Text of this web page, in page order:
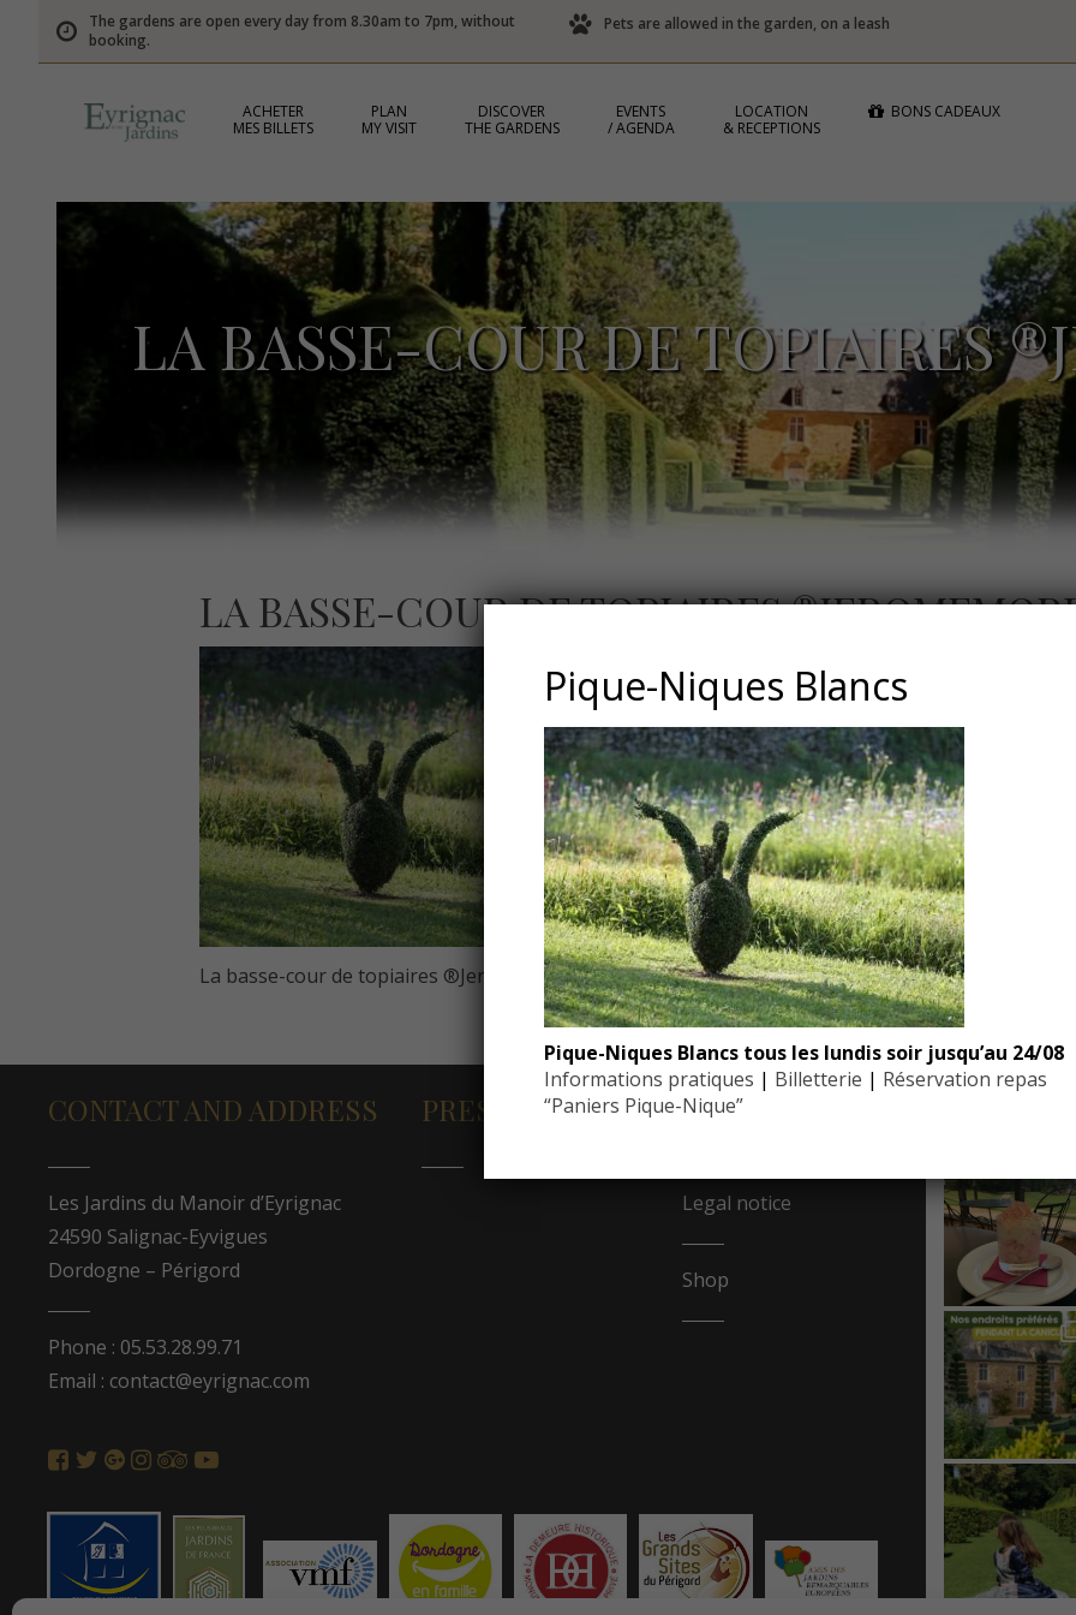
The gardens are open every day from 8.30am to 7pm, without
booking.
Pets are allowed in the garden, on a leash
ACHETER
MES BILLETS
PLAN
MY VISIT
DISCOVER
THE GARDENS
EVENTS
/ AGENDA
LOCATION
& RECEPTIONS
BONS CADEAUX
LA BASSE-COUR DE TOPIAIRES
LA BASSE-COUR DE TOPIAIRES
La basse-cour de topiaires ®JeromeMorel
CONTACT AND ADDRESS
Les Jardins du Manoir d’Eyrignac
24590 Salignac-Eyvigues
Dordogne – Périgord
Phone : 05.53.28.99.71
Email : contact@eyrignac.com
PRESS AREA
Legal notice
Shop
Pique-Niques Blancs
Pique-Niques Blancs tous les lundis soir jusqu’au 24/08
Informations pratiques | Billetterie | Réservation repas
“Paniers Pique-Nique”